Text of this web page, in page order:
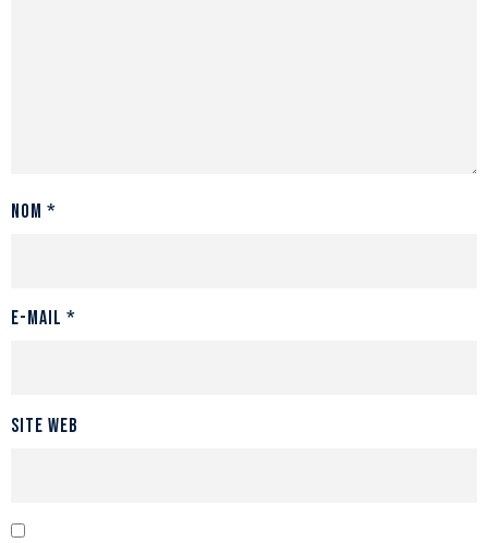
Nom *
E-mail *
Site web